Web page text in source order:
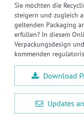
Sie möchten die
steigern und zugleich
geltenden Packaging
erfüllen? In diesem
Verpackungsdesign
kommenden
Download
Updates